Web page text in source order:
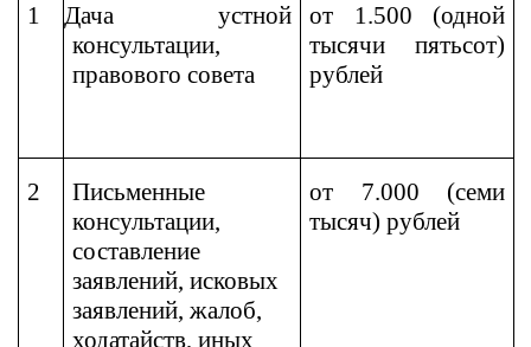
1
Дача устной
консультации,
правового совета
от 1.500 (одной
тысячи пятьсот)
рублей
2
Письменные
консультации,
составление
заявлений, исковых
заявлений, жалоб,
ходатайств, иных
от 7.000 (семи
тысяч) рублей